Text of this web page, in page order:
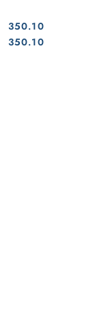
Cena:
350.10
Cena:
350.10